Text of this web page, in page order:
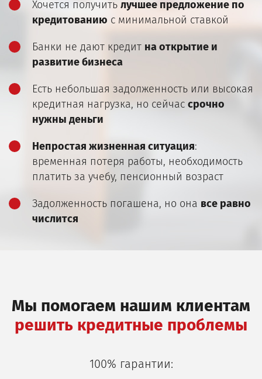
Хочется получитьлучшее предложение по
кредитованию с минимальной ставкой
Банки не дают кредит на открытие и
развитие бизнеса
Есть небольшая задолженность или высокая
кредитная нагрузка, но сейчассрочно
нужны деньги
Непростая жизненная ситуация:
временная потеря работы, необходимость
платить за учебу, пенсионный возраст
Задолженность погашена, но она все равно
числится
Мы помогаем нашим клиентам
решить кредитные проблемы
100% гарантии: